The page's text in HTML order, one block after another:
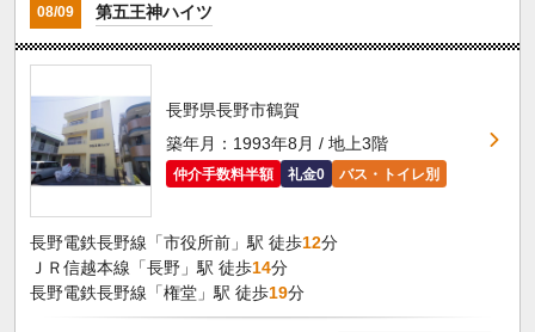
08/09 第五王神ハイツ
長野県長野市鶴賀
築年月：1993年8月 / 地上3階
仲介手数料半額 礼金0 バス・トイレ別
長野電鉄長野線「市役所前」駅 徒歩12分
ＪＲ信越本線「長野」駅 徒歩14分
長野電鉄長野線「権堂」駅 徒歩19分